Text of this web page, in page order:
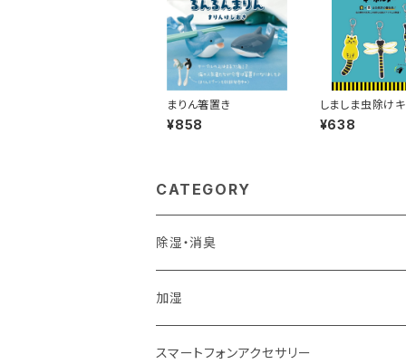
まりん箸置き
¥858
しましま虫除け
ルダー
¥638
CATEGORY
除湿・消臭
加湿
スマートフォンアクセサリー